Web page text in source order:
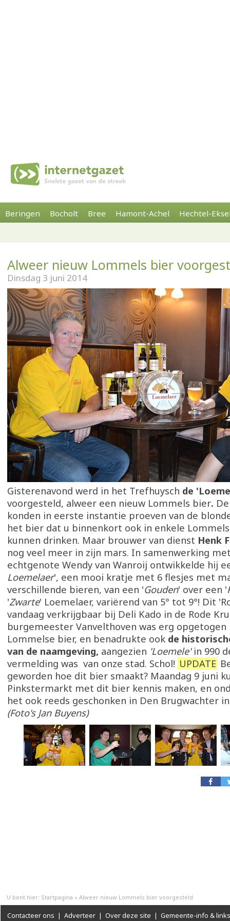
Beringen Bocholt Bree Hamont-Achel Hechtel-
Alweer nieuw Lommels bier
Dinsdag 3 juni 2014
Gisterenavond werd in het Trefhuysch de
voorgesteld, alweer een nieuw Lommels bier.
konden in eerste instantie proeven van de
het bier dat u binnenkort ook in enkele
kunnen drinken. Maar brouwer van dienst Henk
nog veel meer in zijn mars. In samenwerking
echtgenote Wendy van Wanroij ontwikkelde hij
Loemelaer', een mooi kratje met 6 flesjes met
verschillende bieren, van een 'Gouden' over een '
'Zwarte' Loemelaer, variërend van 5° tot 9°! Dit
vandaag verkrijgbaar bij Deli Kado in de Rode
burgemeester Vanvelthoven was erg
Lommelse bier, en benadrukte ook de
van de naamgeving, aangezien 'Loemele'in 990
vermelding was van onze stad. Schol! UPDATE
geworden hoe dit bier smaakt? Maandag 9 juni
Pinkstermarkt met dit bier kennis maken, en
het ook reeds geschonken in Den Brugwachter
(Foto's Jan Buyens)
U bent hier: Startpagina » Alweer nieuw Lommels bier voorgesteld
Contacteer ons | Adverteer | Over deze site | Gemeente-info & links